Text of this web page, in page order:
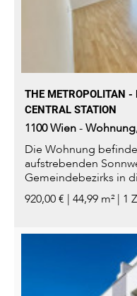
THE METROPOLITAN -
CENTRAL STATION
1100Wien-Wohnung,
Die Wohnung
aufstrebenden
Gemeindebezirks in
Hauptbahnhof. Das
920,00 € | 44,99 m² | 1